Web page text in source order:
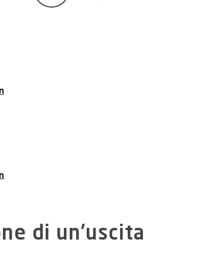
di un’uscita